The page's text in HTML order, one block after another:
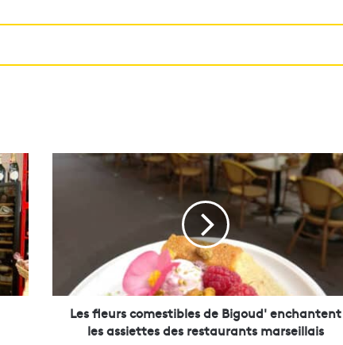
s
Les fleurs comestibles de Bigoud' enchantent
les assiettes des restaurants marseillais